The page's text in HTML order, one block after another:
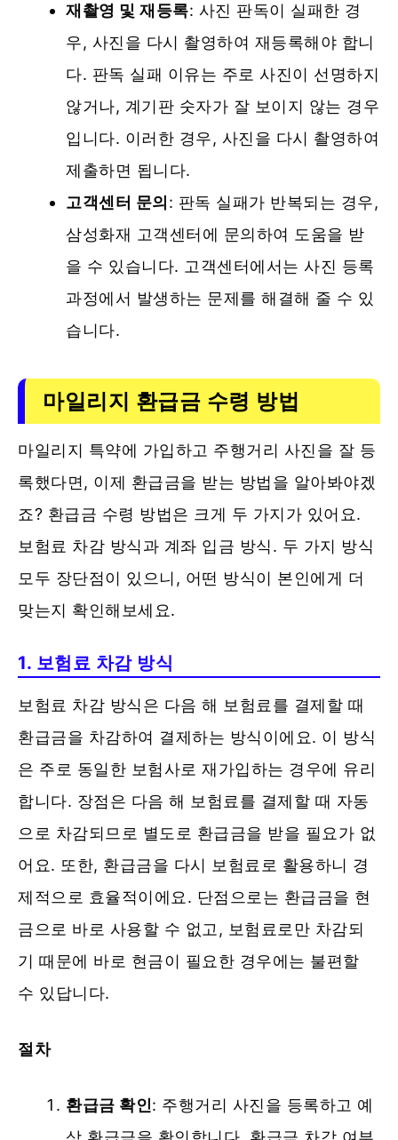
재촬영 및 재등록: 사진 판독이 실패한 경
우, 사진을 다시 촬영하여 재등록해야 합니
다. 판독 실패 이유는 주로 사진이 선명하지
않거나, 계기판 숫자가 잘 보이지 않는 경우
입니다. 이러한 경우, 사진을 다시 촬영하여
제출하면 됩니다.
고객센터 문의 : 판독 실패가 반복되는 경우,
삼성화재 고객센터에 문의하여 도움을 받
을 수 있습니다. 고객센터에서는 사진 등록
과정에서 발생하는 문제를 해결해 줄 수 있
습니다.
마일리지 환급금 수령 방법
마일리지 특약에 가입하고 주행거리 사진을 잘 등
록했다면, 이제 환급금을 받는 방법을 알아봐야겠
죠? 환급금 수령 방법은 크게 두 가지가 있어요.
보험료 차감 방식과 계좌 입금 방식. 두 가지 방식
모두 장단점이 있으니, 어떤 방식이 본인에게 더
맞는지 확인해보세요.
1. 보험료 차감 방식
보험료 차감 방식은 다음 해 보험료를 결제할 때
환급금을 차감하여 결제하는 방식이에요. 이 방식
은 주로 동일한 보험사로 재가입하는 경우에 유리
합니다. 장점은 다음 해 보험료를 결제할 때 자동
으로 차감되므로 별도로 환급금을 받을 필요가 없
어요. 또한, 환급금을 다시 보험료로 활용하니 경
제적으로 효율적이에요. 단점으로는 환급금을 현
금으로 바로 사용할 수 없고, 보험료로만 차감되
기 때문에 바로 현금이 필요한 경우에는 불편할
수 있답니다.
절차
환급금 확인: 주행거리 사진을 등록하고 예